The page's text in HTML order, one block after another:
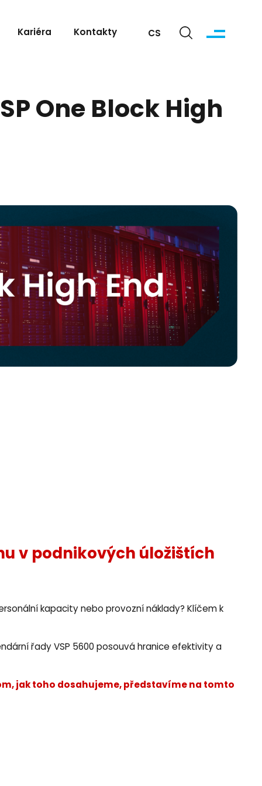
Kariéra Kontakty CS
One Block High
v podnikových úložištích
kapacity nebo provozní náklady? Klíčem k
řady VSP 5600 posouvá hranice efektivity a
jak toho dosahujeme, představíme na tomto